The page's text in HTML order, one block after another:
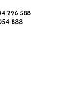
296 588
888